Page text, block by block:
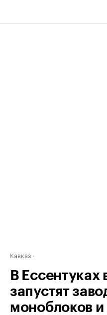
Кавказ
В Ессентуках
запустят
моноблоков